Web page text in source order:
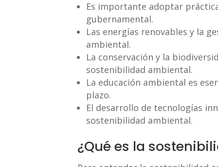
Es importante adoptar
gubernamental.
Las energías renovables y la
ambiental.
La conservación y la
sostenibilidad ambiental.
La educación ambiental es
plazo.
El desarrollo de tecnologías
sostenibilidad ambiental.
¿Qué es la